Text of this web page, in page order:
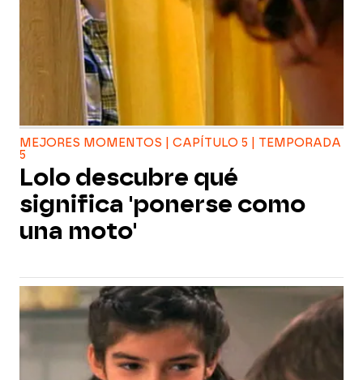
MEJORES MOMENTOS | CAPÍTULO 5 | TEMPORADA
5
Lolo descubre qué
significa 'ponerse como
una moto'